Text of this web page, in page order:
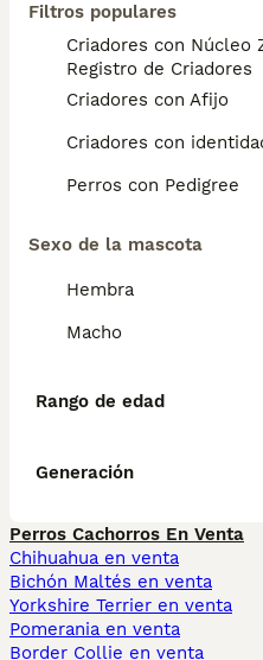
Filtros populares
Criadores con Núcleo
Registro de Criadores
Criadores con Afijo
Criadores con
Perros con Pedigree
Sexo de la mascota
Hembra
Macho
Rango de edad
Generación
Perros Cachorros En Venta
Chihuahua en venta
Bichón Maltés en venta
Yorkshire Terrier en venta
Pomerania en venta
Border Collie en venta